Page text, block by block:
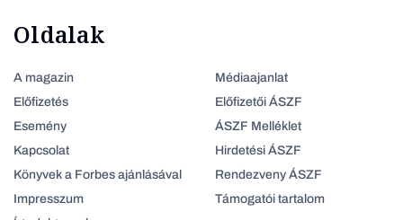
Oldalak
A magazin
Előfizetés
Esemény
Kapcsolat
Könyvek a Forbes ajánlásával
Impresszum
Médiaajanlat
Előfizetői ÁSZF
ÁSZF Melléklet
Hirdetési ÁSZF
Rendezveny ÁSZF
Támogatói tartalom